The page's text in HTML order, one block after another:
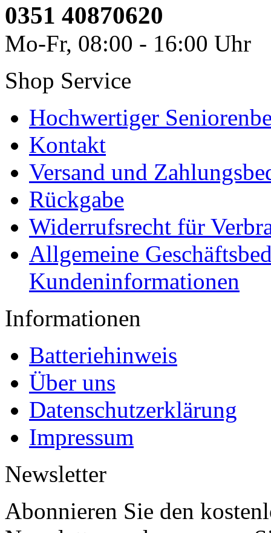
0351 40870620
Mo-Fr, 08:00 - 16:00 Uhr
Shop Service
Hochwertiger
Kontakt
Versand und
Rückgabe
Widerrufsrecht für
Allgemeine
Kundeninformationen
Informationen
Batteriehinweis
Über uns
Datenschutzerklärung
Impressum
Newsletter
Abonnieren Sie den